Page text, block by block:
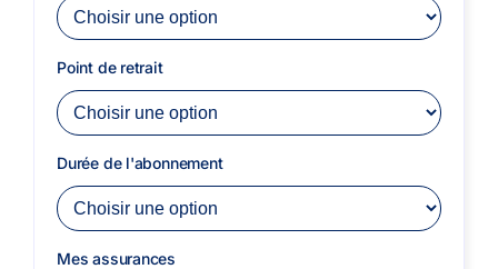
Point de retrait
Durée de l'abonnement
Mes assurances